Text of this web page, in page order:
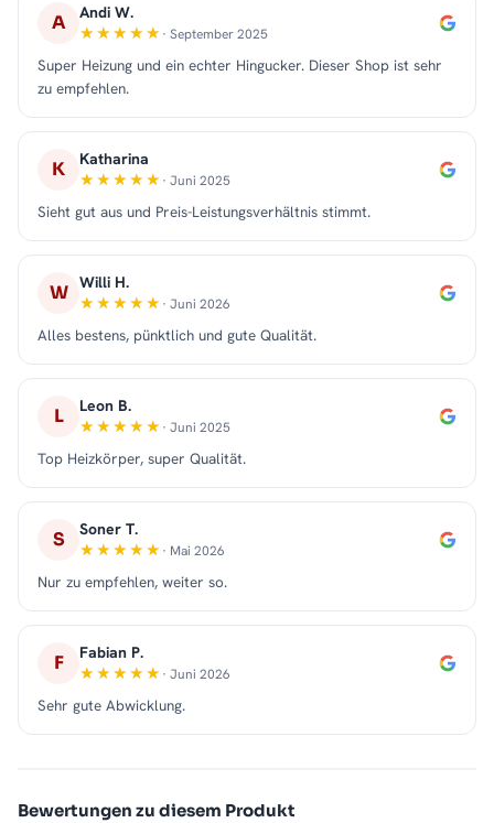
A Andi W.
· September 2025
Super Heizung und ein echter Hingucker. Dieser Shop ist sehr
zu empfehlen.
K Katharina
· Juni 2025
Sieht gut aus und Preis-Leistungsverhältnis stimmt.
W Willi H.
· Juni 2026
Alles bestens, pünktlich und gute Qualität.
L Leon B.
· Juni 2025
Top Heizkörper, super Qualität.
S Soner T.
· Mai 2026
Nur zu empfehlen, weiter so.
F Fabian P.
· Juni 2026
Sehr gute Abwicklung.
Bewertungen zu diesem Produkt